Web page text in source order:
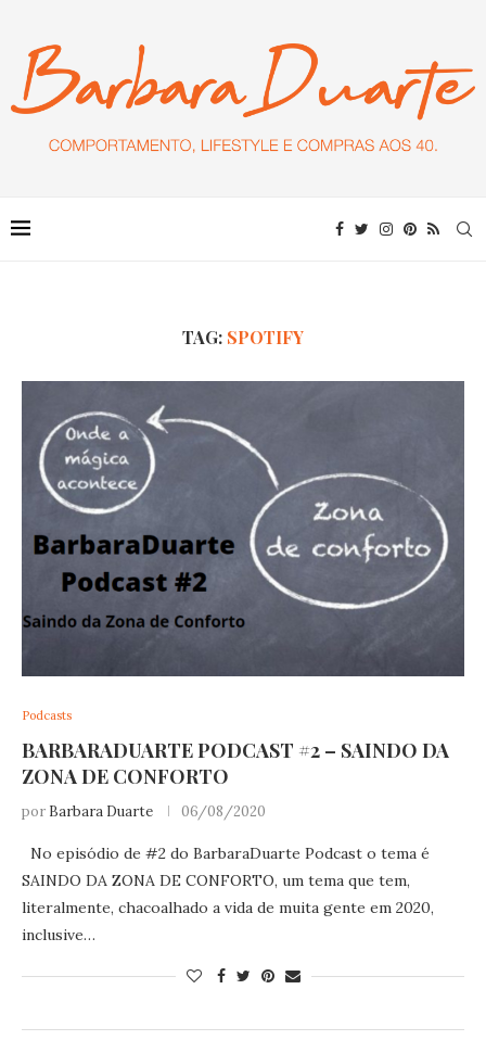
TAG: SPOTIFY
Podcasts
BARBARADUARTE PODCAST #2 – SAINDO DA
ZONA DE CONFORTO
por Barbara Duarte 06/08/2020
No episódio de #2 do BarbaraDuarte Podcast o tema é
SAINDO DA ZONA DE CONFORTO, um tema que tem,
literalmente, chacoalhado a vida de muita gente em 2020,
inclusive…